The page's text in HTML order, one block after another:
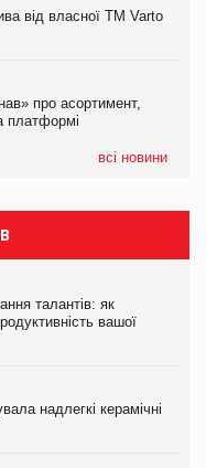
від власної ТМ Varto
про асортимент,
платформі
всі новини
від власної ТМ Varto
про асортимент,
платформі
талантів: як
вашої
надлегкі керамічні